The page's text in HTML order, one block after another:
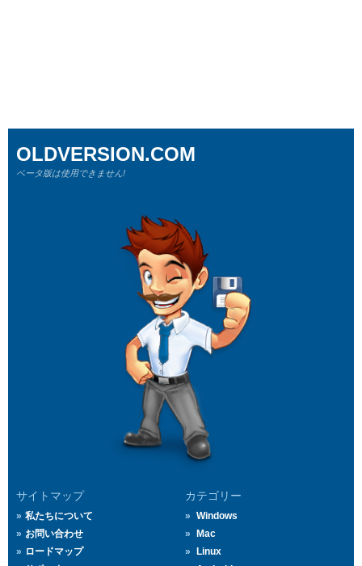
サイトマップ
私たちについて
お問い合わせ
ロードマップ
カテゴリー
Windows
Mac
Linux
OLDVERSION.COM
ベータ版は使用できません!